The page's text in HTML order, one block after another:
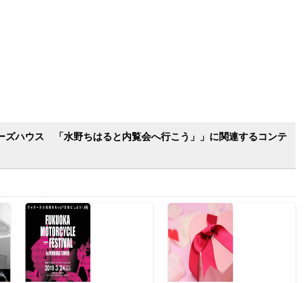
ズハウス 「水野ちはると内覧会へ行こう」」に関連するコンテ